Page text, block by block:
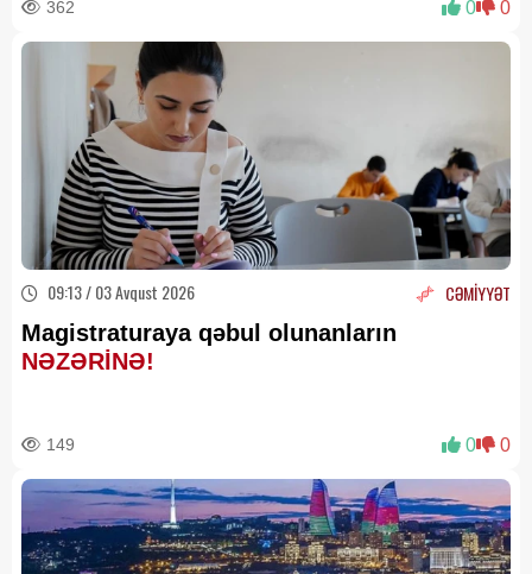
362 0 0
09:13 / 03 Avqust 2026 CƏMİYYƏT
Magistraturaya qəbul olunanların
NƏZƏRİNƏ!
149 0 0